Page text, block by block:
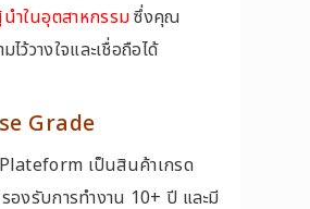
ำในอุตสาหกรรมซึ่งคุณ
ไว้วางใจและเชื่อถือได้
Grade
เป็นสินค้าเกรด
งรับการทำงาน 10+ ปี และมี